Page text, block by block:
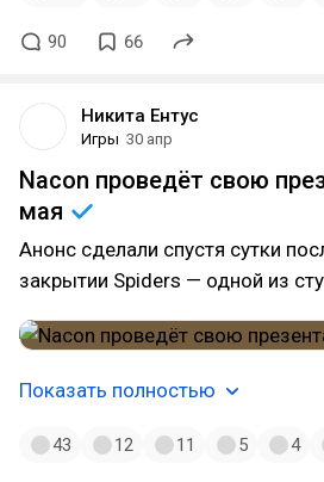
90 66
Никита Ентус
Игры 30 апр
Nacon проведёт свою
мая
Анонс сделали спустя сутки
закрытии Spiders — одной из
Показать полностью
43 12 11 5 4